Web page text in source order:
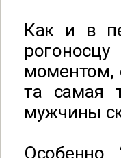
Как и в
моментом,
та самая
мужчины
Особенно